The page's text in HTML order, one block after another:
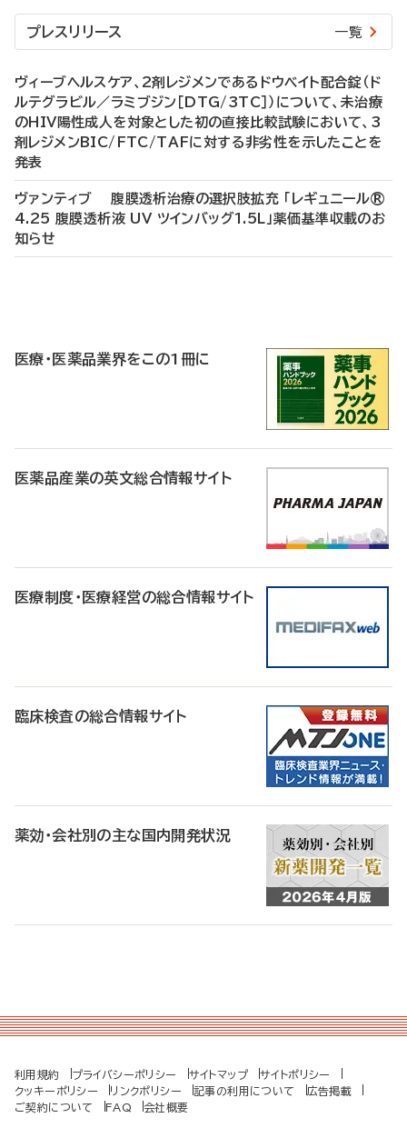
プレスリリース 一覧
ヴィーブヘルスケア、2剤レジメンであるドウベイト配合錠（ド
ルテグラビル／ラミブジン［DTG/3TC］）について、未治療
のHIV陽性成人を対象とした初の直接比較試験において、3
剤レジメンBIC/FTC/TAFに対する非劣性を示したことを
発表
ヴァンティブ 腹膜透析治療の選択肢拡充 「レギュニール®
4.25 腹膜透析液 UV ツインバッグ1.5L」薬価基準収載のお
知らせ
医療・医薬品業界をこの1冊に
医薬品産業の英文総合情報サイト
医療制度・医療経営の総合情報サイト
臨床検査の総合情報サイト
薬効・会社別の主な国内開発状況
利用規約 プライバシーポリシー サイトマップ
サイトポリシー
クッキーポリシー
リンクポリシー 記事の利用について
広告掲載
ご契約について
FAQ 会社概要